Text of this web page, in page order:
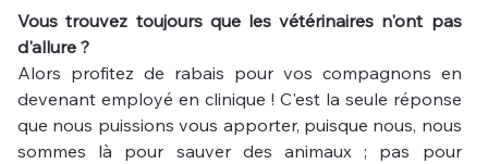
Vous trouvez toujours que les vétérinaires n'ont pas
d'allure ?
Alors profitez de rabais pour vos compagnons en
devenant employé en clinique ! C'est la seule réponse
que nous puissions vous apporter, puisque nous, nous
sommes là pour sauver des animaux ; pas pour